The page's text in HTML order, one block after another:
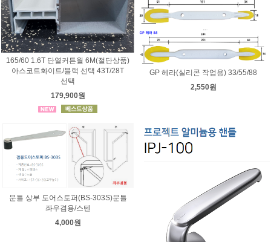
165/60 1.6T 단열커튼월 6M(절단상품)
아스코트화이트/블랙 선택 43T/28T
선택
179,900원
GP 헤라(실리콘 작업용) 33/55/88
2,550원
문틀 상부 도어스토퍼(BS-303S)문틀
좌우겸용/스텐
4,000원